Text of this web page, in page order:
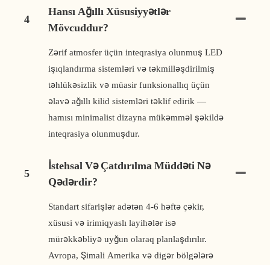
4
Hansı Ağıllı Xüsusiyyətlər
Mövcuddur?
Zərif atmosfer üçün inteqrasiya olunmuş LED
işıqlandırma sistemləri və təkmilləşdirilmiş
təhlükəsizlik və müasir funksionallıq üçün
əlavə ağıllı kilid sistemləri təklif edirik —
hamısı minimalist dizayna mükəmməl şəkildə
inteqrasiya olunmuşdur.
5
İstehsal Və Çatdırılma Müddəti Nə
Qədərdir?
Standart sifarişlər adətən 4-6 həftə çəkir,
xüsusi və irimiqyaslı layihələr isə
mürəkkəbliyə uyğun olaraq planlaşdırılır.
Avropa, Şimali Amerika və digər bölgələrə